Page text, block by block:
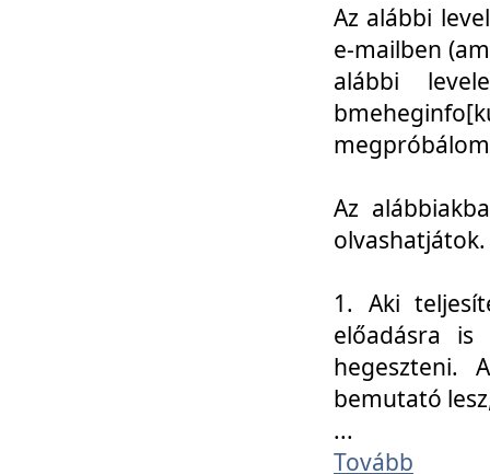
Az alábbi
e-mailben
alábbi
Az
olvashatjátok.
1. Aki
előadásra
hegeszteni.
bemutató
...
Tovább